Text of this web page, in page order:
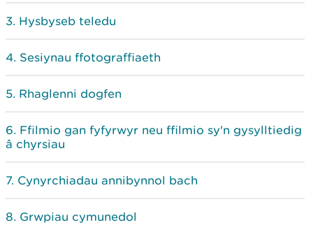
Hysbyseb teledu
Sesiynau ffotograffiaeth
Rhaglenni dogfen
Ffilmio gan fyfyrwyr neu ffilmio sy'n gysylltiedig
â chyrsiau
Cynyrchiadau annibynnol bach
Grwpiau cymunedol